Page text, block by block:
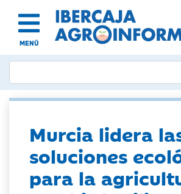
MENÚ
Murcia lidera
soluciones
para la